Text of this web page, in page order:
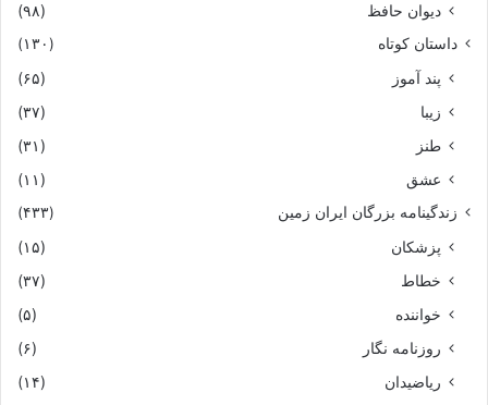
دیوان حافظ (۹۸)
داستان کوتاه (۱۳۰)
پند آموز
(۶۵)
زیبا
(۳۷)
طنز
(۳۱)
عشق
(۱۱)
زندگینامه بزرگان ایران زمین (۴۳۳)
پزشکان
(۱۵)
خطاط
(۳۷)
خواننده
(۵)
روزنامه نگار
(۶)
ریاضیدان
(۱۴)